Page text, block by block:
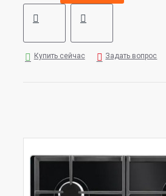
Купить сейчас Задать вопрос